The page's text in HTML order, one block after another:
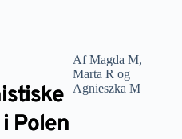
Polen
Af Magda M,
Marta R og
Agnieszka M